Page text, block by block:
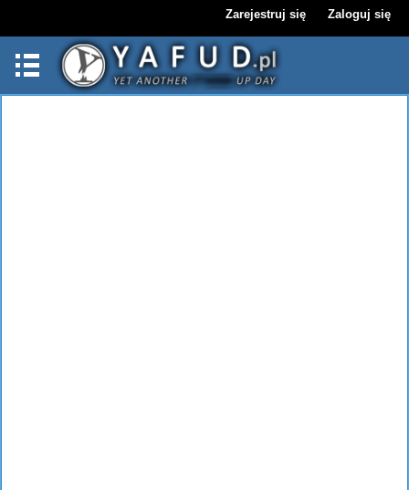
Zarejestruj się Zaloguj się